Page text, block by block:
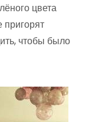
цвета
пригорят
чтобы было